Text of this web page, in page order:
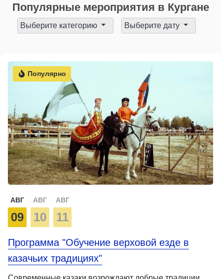
Популярные мероприятия в Кургане
Выберите категорию Выберите дату
Популярно
АВГ
09
АВГ
10
АВГ
11
Программа "Обучение верховой езде в
казачьих традициях"